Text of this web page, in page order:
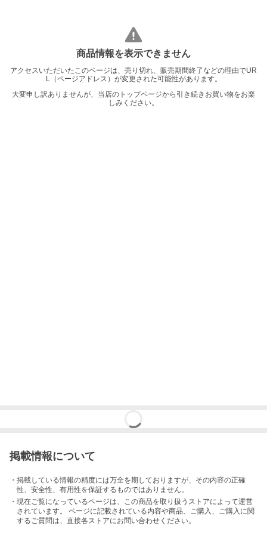
商品情報を表示できません
アクセスいただいたこのページは、売り切れ、販売期間終了などの理由でUR
L（ページアドレス）が変更された可能性があります。
大変申し訳ありませんが、当店のトップページから引き続きお買い物をお楽
しみください。
掲載情報について
・掲載している情報の精度には万全を期しておりますが、その内容の正確
性、安全性、有用性を保証するものではありません。
・現在ご覧になっているページは、この商品を取り扱うストアによって運営
されています。 ページに記載されている内容や商品、ご購入 、ご購入に関
するご質問は、直接各ストアにお問い合わせください。